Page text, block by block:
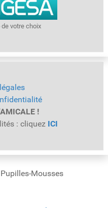
votre choix
!
: cliquez ICI
Mousses